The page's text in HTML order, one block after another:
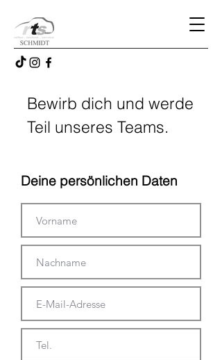
Bewirb dich und werde
Teil unseres Teams.
Deine persönlichen Daten